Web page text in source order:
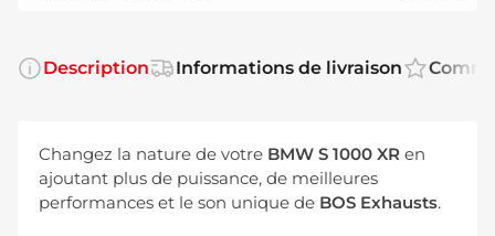
Description Informations de livraison
Changez la nature de votre BMW S 1000 XR en
ajoutant plus de puissance, de meilleures
performances et le son unique de BOS Exhausts.